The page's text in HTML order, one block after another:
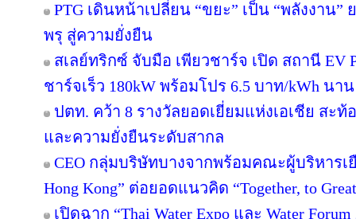
PTG เดินหน้าเปลี่ยน “ขยะ” เป็น “พลังงา
พรุ สู่ความยั่งยืน
สเลย์ทริกซ์ จับมือ เพียวชาร์จ เปิด สถานี EV
ชาร์จเร็ว 180kW พร้อมโปร 6.5 บาท/kWh นา
ปตท. คว้า 8 รางวัลยอดเยี่ยมแห่งเอเชีย สะ
และความยั่งยืนระดับสากล
CEO กลุ่มบริษัทบางจากพร้อมคณะผู้บริหารเ
Hong Kong” ต่อยอดแนวคิด “Together, to
เปิดฉาก “Thai Water Expo และ Water